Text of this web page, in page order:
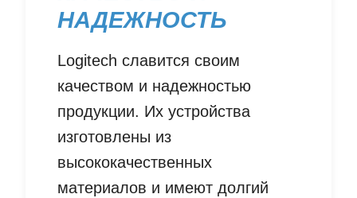
НАДЕЖНОСТЬ
Logitech славится своим
качеством и надежностью
продукции. Их устройства
изготовлены из
высококачественных
материалов и имеют долгий